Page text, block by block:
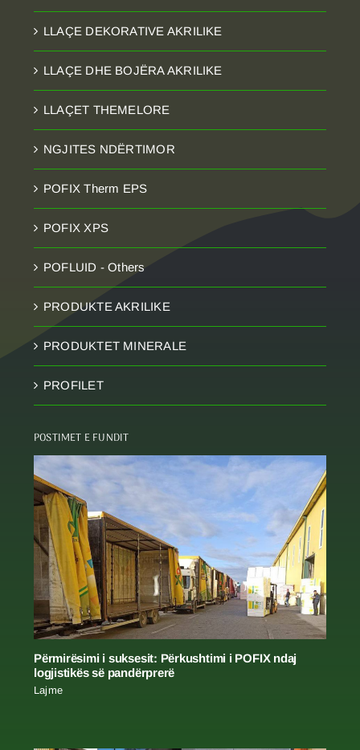
LLAÇE DEKORATIVE AKRILIKE
LLAÇE DHE BOJËRA AKRILIKE
LLAÇET THEMELORE
NGJITES NDËRTIMOR
POFIX Therm EPS
POFIX XPS
POFLUID - Others
PRODUKTE AKRILIKE
PRODUKTET MINERALE
PROFILET
POSTIMET E FUNDIT
Përmirësimi i suksesit: Përkushtimi i POFIX ndaj
logjistikës së pandërprerë
Lajme